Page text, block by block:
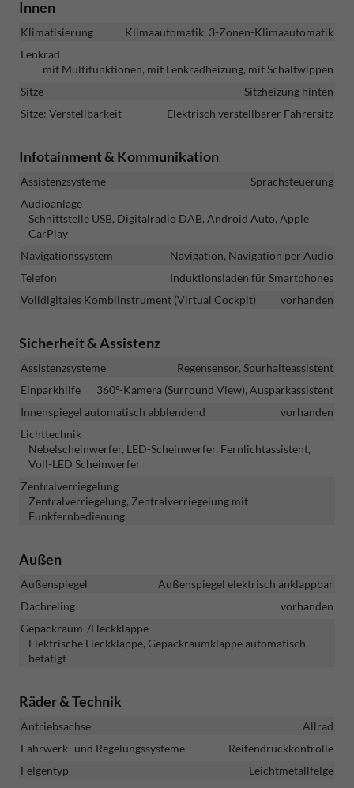
Innen
Klimatisierung
Klimaautomatik, 3-Zonen-Klimaautomatik
Lenkrad
mit Multifunktionen, mit Lenkradheizung, mit Schaltwippen
Sitze
Sitzheizung hinten
Sitze: Verstellbarkeit
Elektrisch verstellbarer Fahrersitz
Infotainment & Kommunikation
Assistenzsysteme
Sprachsteuerung
Audioanlage
Schnittstelle USB, Digitalradio DAB, Android Auto, Apple
CarPlay
Navigationssystem
Navigation, Navigation per Audio
Telefon
Induktionsladen für Smartphones
Volldigitales Kombiinstrument (Virtual Cockpit)
vorhanden
Sicherheit & Assistenz
Assistenzsysteme
Regensensor, Spurhalteassistent
Einparkhilfe
360°-Kamera (Surround View), Ausparkassistent
Innenspiegel automatisch abblendend
vorhanden
Lichttechnik
Nebelscheinwerfer, LED-Scheinwerfer, Fernlichtassistent,
Voll-LED Scheinwerfer
Zentralverriegelung
Zentralverriegelung, Zentralverriegelung mit
Funkfernbedienung
Außen
Außenspiegel
Außenspiegel elektrisch anklappbar
Dachreling
vorhanden
Gepäckraum-/Heckklappe
Elektrische Heckklappe, Gepäckraumklappe automatisch
betätigt
Räder & Technik
Antriebsachse
Allrad
Fahrwerk- und Regelungssysteme
Reifendruckkontrolle
Felgentyp
Leichtmetallfelge